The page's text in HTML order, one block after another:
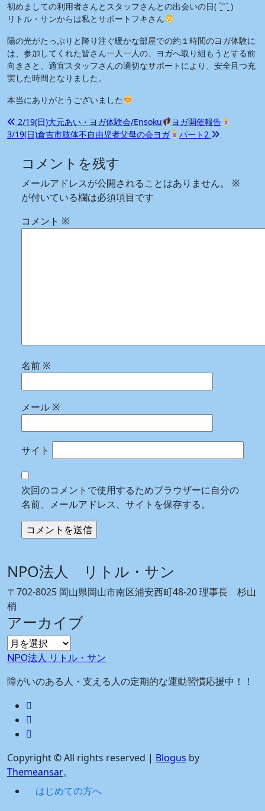
初めましての利用者さんとスタッフさんとの出会いの日( ˊ̱˂˃ˋ̱ )
リトル・サンからは私とサポートフキさん
陽の光がたっぷりと降り注ぐ暖かな部屋での約１時間のヨガ体験に
は、参加してくれた皆さん一人一人の、ヨガへ取り組もうとする前
向きさと、適宜スタッフさんの適切なサポートにより、安全且つ充
実した時間となりました。
本当にありがとうございました
投
稿
シ
2/19(日)大元あい・ヨガ体験会/Ensoku
ヨガ開催報告
3/19(日)倉吉市肢体不自由児者父母の会ヨガ
パート2
コメントを残す
メールアドレスが公開されることはありません。
※
が付いている欄は必須項目です
コメント ※
名前 ※
メール ※
サイト
次回のコメントで使用するためブラウザーに自分の
名前、メールアドレス、サイトを保存する。
NPO法人 リトル・サン
〒702-8025 岡山県岡山市南区浦安西町48-20 理事長 杉山
梢
アーカイブ
ア
ー
イ
NPO法人 リトル・サン
障がいのある人・支える人の定期的な運動習慣応援中！！
Copyright © All rights reserved | Blogus by
Themeansar。
はじめての方へ